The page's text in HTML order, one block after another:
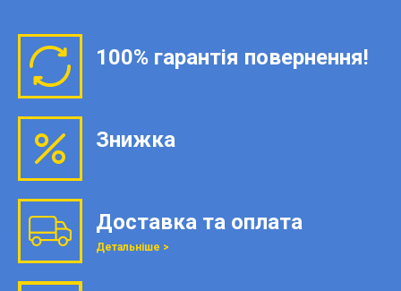
100% гарантія повернення!
Знижка
Доставка та оплата
Детальніше >